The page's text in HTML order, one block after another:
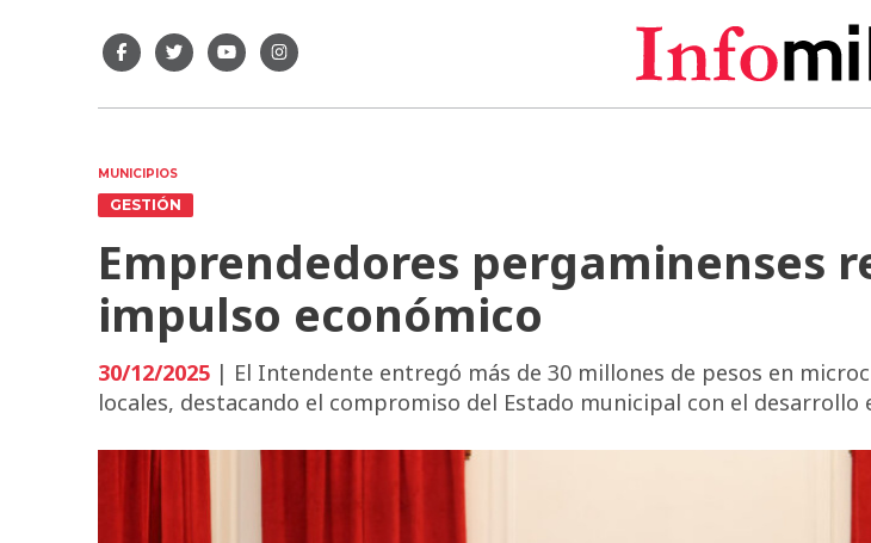
MUNICIPIOS
GESTIÓN
Emprendedores pergaminenses
impulso económico
30/12/2025 | El Intendente entregó más de 30 millones de pesos en
locales, destacando el compromiso del Estado municipal con el desarrollo